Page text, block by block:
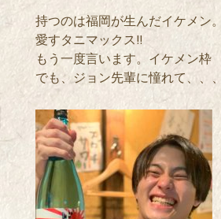
持つのは福岡が生んだイケメン
愛すタニマックス!!
もう一度言います。イケメン枠
でも、ジョン先輩に憧れて、、、